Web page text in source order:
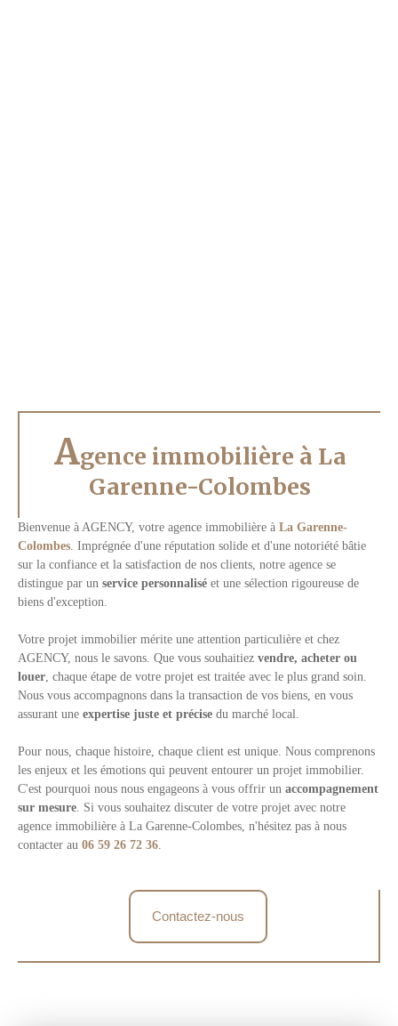
Agence immobilière à La
Garenne-Colombes
Bienvenue à AGENCY, votre agence immobilière à La Garenne-
Colombes . Imprégnée d'une réputation solide et d'une notoriété bâtie
sur la confiance et la satisfaction de nos clients, notre agence se
distingue par un service personnalisé et une sélection rigoureuse de
biens d'exception.
Votre projet immobilier mérite une attention particulière et chez
AGENCY, nous le savons. Que vous souhaitiez vendre, acheter ou
louer , chaque étape de votre projet est traitée avec le plus grand soin.
Nous vous accompagnons dans la transaction de vos biens, en vous
assurant une expertise juste et précise du marché local.
Pour nous, chaque histoire, chaque client est unique. Nous comprenons
les enjeux et les émotions qui peuvent entourer un projet immobilier.
C'est pourquoi nous nous engageons à vous offrir un accompagnement
sur mesure . Si vous souhaitez discuter de votre projet avec notre
agence immobilière à La Garenne-Colombes, n'hésitez pas à nous
contacter au 06 59 26 72 36
Contactez-nous